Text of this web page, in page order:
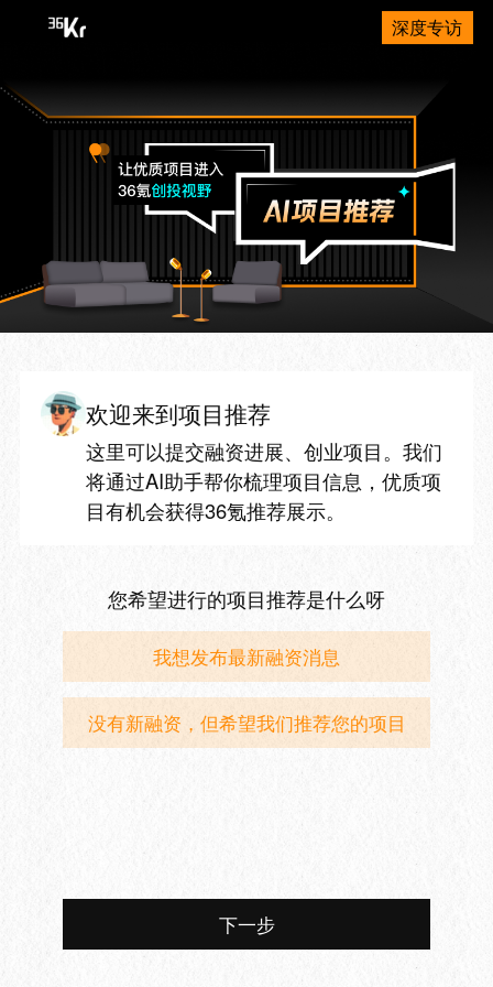
深度专访
欢迎来到项目推荐
这里可以提交融资进展、创业项目。我们
将通过AI助手帮你梳理项目信息，优质项
目有机会获得36氪推荐展示。
您希望进行的项目推荐是什么呀
我想发布最新融资消息
没有新融资，但希望我们推荐您的项目
下一步